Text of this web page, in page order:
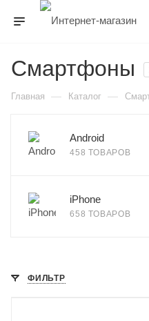
Смартфоны
Главная — Каталог —
Android
458 ТОВАРОВ
iPhone
658 ТОВАРОВ
ФИЛЬТР